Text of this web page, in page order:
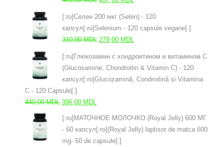
составляла
437,00 MDL.
[:ru]Селен 200 мкг (Selen) - 120
капсул[:ro]Selenium - 120 capsule vegane[:]
310,00MDL Первоначальная
составляла
310,00 MDL.
279,00 MDL
[:ru]Глюкозамин с хондроитином и витамином С
(Glucosamine, Chondroitin & Vitamin C) - 120
капсул[:ro]Glucozamină, Condroitină și Vitamina
C - 120 Capsule[:]
440,00MDL Первоначальная
396,00 MDL
[:ru]МАТОЧНОЕ МОЛОЧКО (Royal Jelly) 600 МГ
- 60 капсул[:ro](Royal Jelly) laptisor de matca 600
mg- 60 de capsule[:]